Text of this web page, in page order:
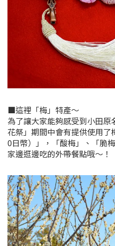
■這裡「梅」特產～
為了讓大家能夠感受到小田
花祭」期間中會有提供使用
0日幣）」，「酸梅」、「脆
家邊逛邊吃的外帶餐點哦～！